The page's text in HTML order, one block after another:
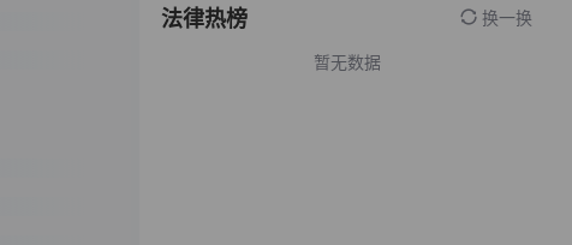
法律热榜 换一换
暂无数据